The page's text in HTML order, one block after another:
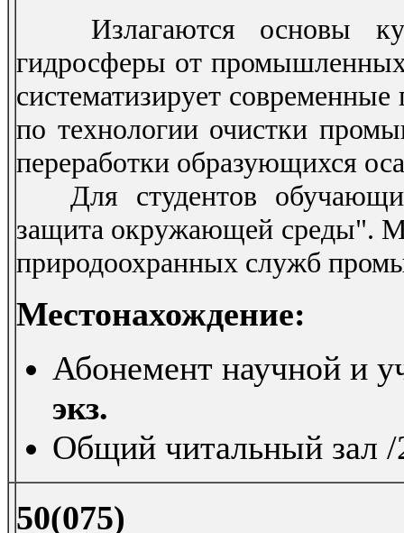
Излагаются основы
гидросферы от
систематизирует
по технологии очистки
переработки образующихся
Для студентов
защита окружающей среды".
природоохранных служб
Местонахождение:
Абонемент научной и
экз.
Общий читальный зал
50(075)